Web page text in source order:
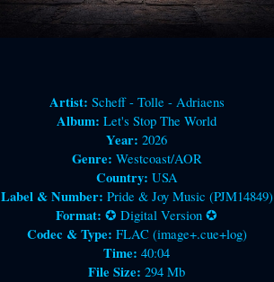
Artist: Scheff - Tolle - Adriaens
Album: Let's Stop The World
Year: 2026
Genre: Westcoast/AOR
Country: USA
Label & Number: Pride & Joy Music (PJM14849)
Format: ✪ Digital Version ✪
Codec & Type: FLAC (image+.cue+log)
Time: 40:04
File Size: 294 Mb